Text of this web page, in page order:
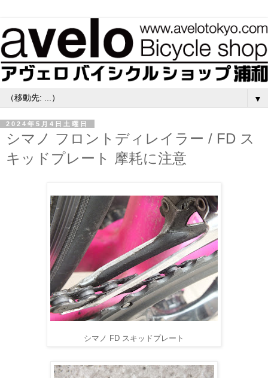
▼
2024年5月4日土曜日
シマノ フロントディレイラー / FD ス
キッドプレート 摩耗に注意
シマノ FD スキッドプレート